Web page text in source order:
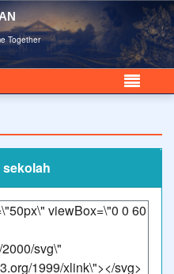
Together
viewBox=\"0 0 60
svg\"
1999/xlink\"></svg>